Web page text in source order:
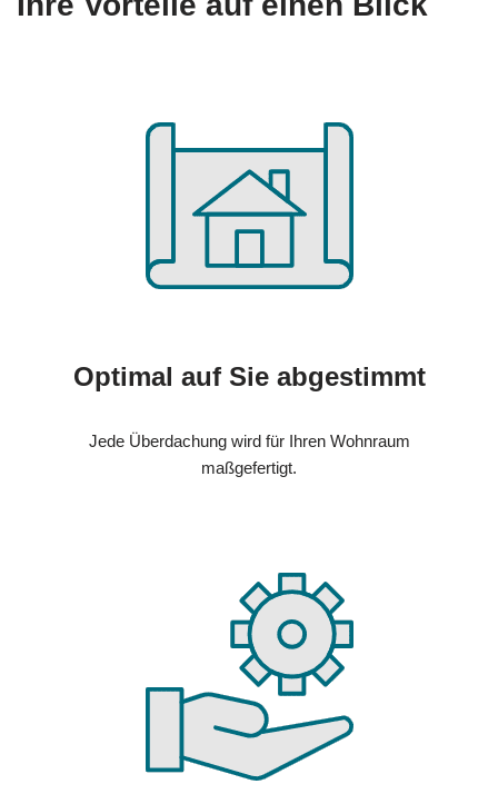
Optimal auf Sie abgestimmt
Jede Überdachung wird für Ihren Wohnraum
maßgefertigt.